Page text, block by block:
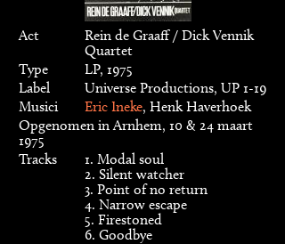
Act
Rein de Graaff / Dick Vennik
Quartet
Type
LP, 1975
Label
Universe Productions, UP 1-19
Musici
Eric Ineke, Henk Haverhoek
Opgenomen in Arnhem, 10 & 24 maart
1975
Tracks
1. Modal soul
2. Silent watcher
3. Point of no return
4. Narrow escape
5. Firestoned
6. Goodbye